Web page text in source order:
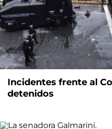
Incidentes frente al
detenidos